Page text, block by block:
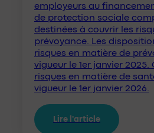
employeurs au
de protection sociale
destinées à couvrir les
prévoyance. Les
risques en matière de
vigueur le 1er janvier 2025.
risques en matière de
vigueur le 1er janvier 2026.
Lire l'article